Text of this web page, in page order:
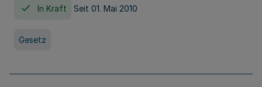
In Kraft Seit 01. Mai 2010
Gesetz